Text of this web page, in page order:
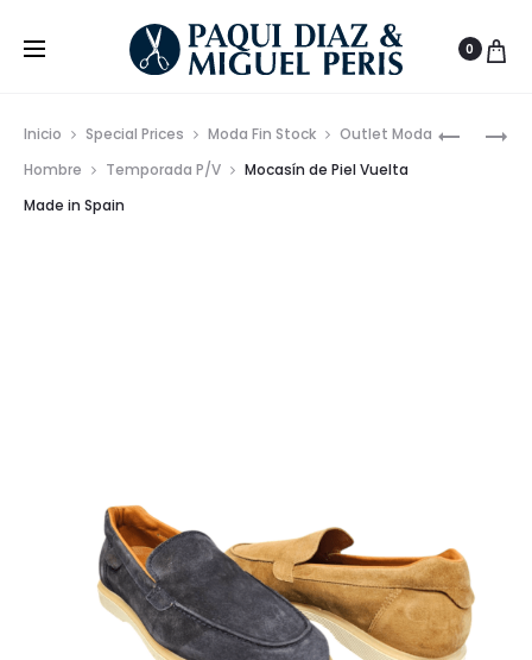
0
ZAPATO
Inicio Special Prices Moda Fin Stock
Outlet Moda
Hombre
Temporada P/V
Mocasín de Piel Vuelta
Made in Spain